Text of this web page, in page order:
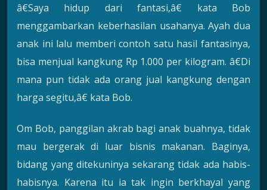
â€Saya hidup dari fantasi,â€ kata Bob
menggambarkan keberhasilan usahanya. Ayah dua
anak ini lalu memberi contoh satu hasil fantasinya,
bisa menjual kangkung Rp 1.000 per kilogram. â€Di
mana pun tidak ada orang jual kangkung dengan
harga segitu,â€ kata Bob.
Om Bob, panggilan akrab bagi anak buahnya, tidak
mau bergerak di luar bisnis makanan. Baginya,
bidang yang ditekuninya sekarang tidak ada habis-
habisnya. Karena itu ia tak ingin berkhayal yang